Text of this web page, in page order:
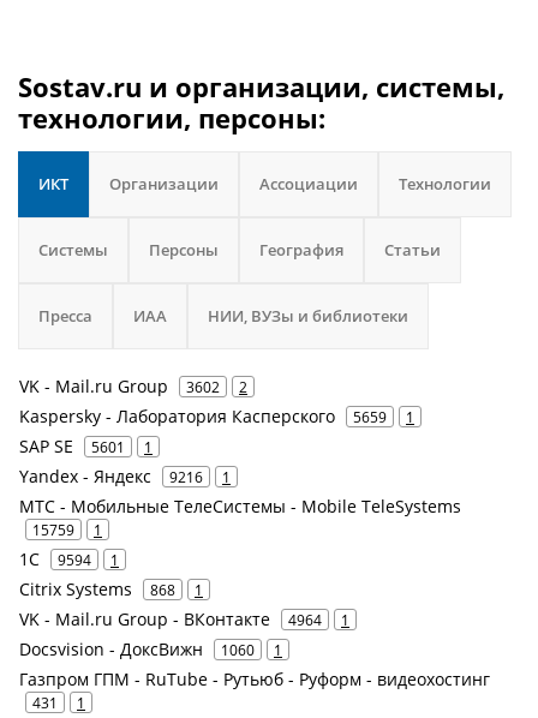
Sostav.ru и организации, системы,
технологии, персоны:
ИКТ Организации Ассоциации Технологии
Системы Персоны География Статьи
Пресса ИАА НИИ, ВУЗы и библиотеки
VK - Mail.ru Group 3602 2
Kaspersky - Лаборатория Касперского 5659 1
SAP SE 5601 1
Yandex - Яндекс 9216 1
МТС - Мобильные ТелеСистемы - Mobile TeleSystems
15759 1
1С 9594 1
Citrix Systems 868 1
VK - Mail.ru Group - ВКонтакте 4964 1
Docsvision - ДоксВижн 1060 1
Газпром ГПМ - RuTube - Рутьюб - Руформ - видеохостинг
431 1